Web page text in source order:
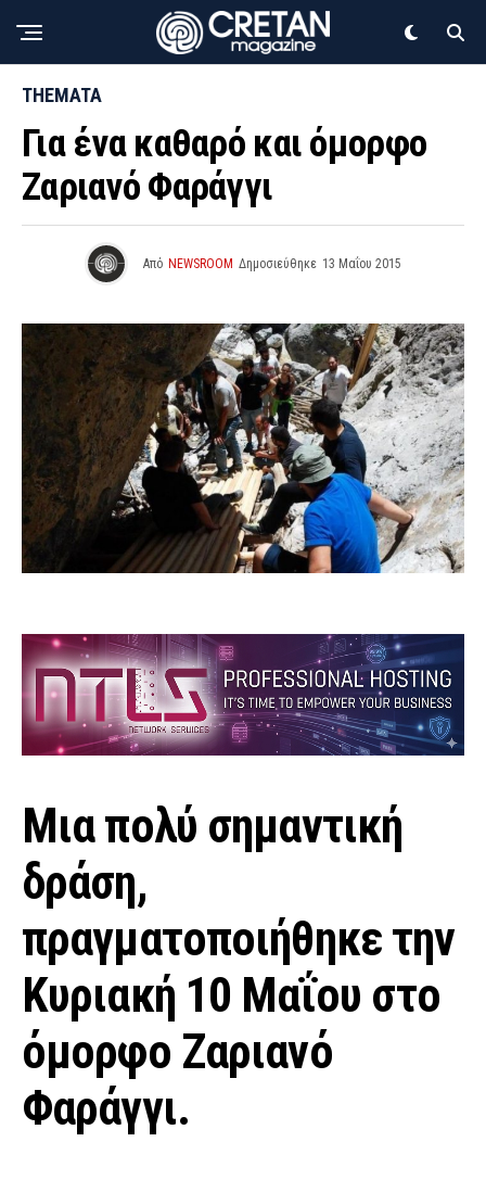
THEMATA
Για ένα καθαρό και όμορφο
Ζαριανό Φαράγγι
Από NEWSROOM Δημοσιεύθηκε 13 Μαΐου 2015
Μια πολύ σημαντική
δράση,
πραγματοποιήθηκε την
Κυριακή 10 Μαΐου στο
όμορφο Ζαριανό
Φαράγγι.